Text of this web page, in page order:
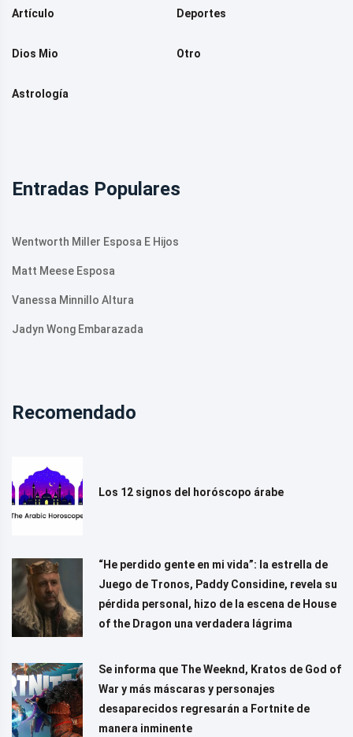
Artículo Deportes
Dios Mio Otro
Astrología
Entradas Populares
Wentworth Miller Esposa E Hijos
Matt Meese Esposa
Vanessa Minnillo Altura
Jadyn Wong Embarazada
Recomendado
Los 12 signos del horóscopo árabe
“He perdido gente en mi vida”: la estrella de
Juego de Tronos, Paddy Considine, revela su
pérdida personal, hizo de la escena de House
of the Dragon una verdadera lágrima
Se informa que The Weeknd, Kratos de God of
War y más máscaras y personajes
desaparecidos regresarán a Fortnite de
manera inminente